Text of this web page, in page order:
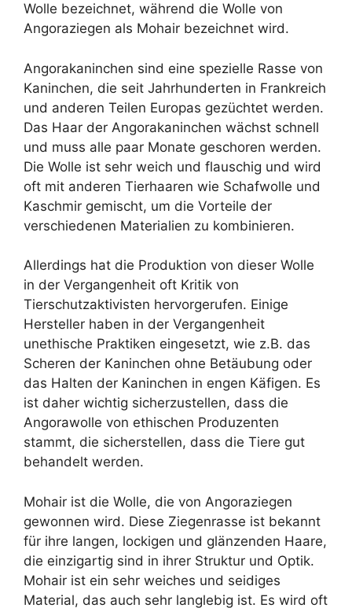
Wolle bezeichnet, während die Wolle von
Angoraziegen als Mohair bezeichnet wird.
Angorakaninchen sind eine spezielle Rasse von
Kaninchen, die seit Jahrhunderten in Frankreich
und anderen Teilen Europas gezüchtet werden.
Das Haar der Angorakaninchen wächst schnell
und muss alle paar Monate geschoren werden.
Die Wolle ist sehr weich und flauschig und wird
oft mit anderen Tierhaaren wie Schafwolle und
Kaschmir gemischt, um die Vorteile der
verschiedenen Materialien zu kombinieren.
Allerdings hat die Produktion von dieser Wolle
in der Vergangenheit oft Kritik von
Tierschutzaktivisten hervorgerufen. Einige
Hersteller haben in der Vergangenheit
unethische Praktiken eingesetzt, wie z.B. das
Scheren der Kaninchen ohne Betäubung oder
das Halten der Kaninchen in engen Käfigen. Es
ist daher wichtig sicherzustellen, dass die
Angorawolle von ethischen Produzenten
stammt, die sicherstellen, dass die Tiere gut
behandelt werden.
Mohair ist die Wolle, die von Angoraziegen
gewonnen wird. Diese Ziegenrasse ist bekannt
für ihre langen, lockigen und glänzenden Haare,
die einzigartig sind in ihrer Struktur und Optik.
Mohair ist ein sehr weiches und seidiges
Material, das auch sehr langlebig ist. Es wird oft